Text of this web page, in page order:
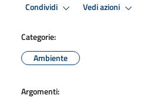
Condividi Vedi azioni
Categorie:
Ambiente
Argomenti: